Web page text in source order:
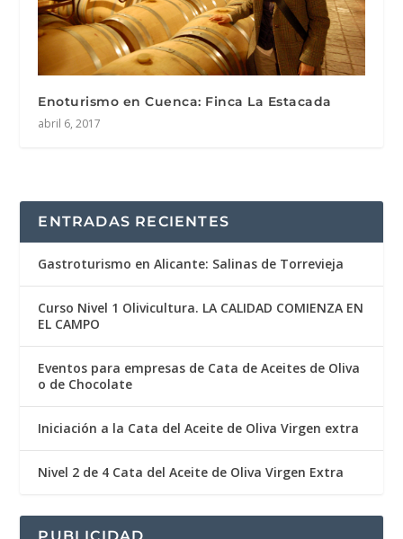
Enoturismo en Cuenca: Finca La Estacada
abril 6, 2017
ENTRADAS RECIENTES
Gastroturismo en Alicante: Salinas de Torrevieja
Curso Nivel 1 Olivicultura. LA CALIDAD COMIENZA EN
EL CAMPO
Eventos para empresas de Cata de Aceites de Oliva
o de Chocolate
Iniciación a la Cata del Aceite de Oliva Virgen extra
Nivel 2 de 4 Cata del Aceite de Oliva Virgen Extra